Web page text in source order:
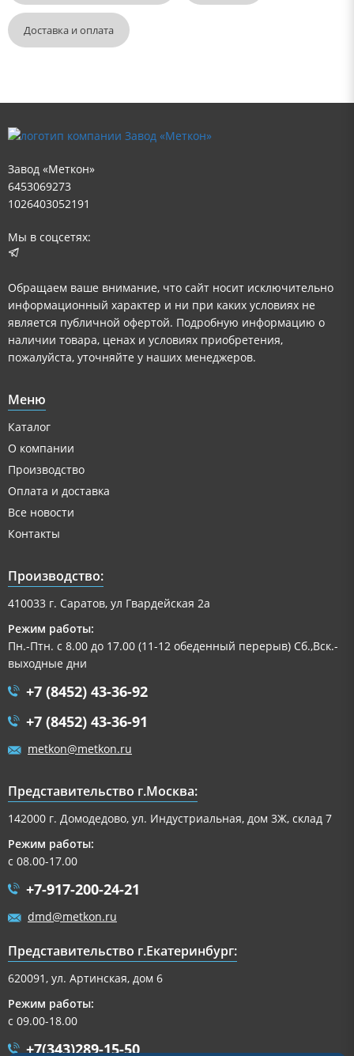
Доставка и оплата
Завод «Меткон»
6453069273
1026403052191
Мы в соцсетях:
Обращаем ваше внимание, что сайт носит исключительно
информационный характер и ни при каких условиях не
является публичной офертой. Подробную информацию о
наличии товара, ценах и условиях приобретения,
пожалуйста, уточняйте у наших менеджеров.
Меню
Каталог
О компании
Производство
Оплата и доставка
Все новости
Контакты
Производство:
410033 г. Саратов, ул Гвардейская 2а
Режим работы:
Пн.-Птн. с 8.00 до 17.00 (11-12 обеденный перерыв) Сб.,Вск.-
выходные дни
+7 (8452) 43-36-92
+7 (8452) 43-36-91
metkon@metkon.ru
Представительство г.Москва:
142000 г. Домодедово, ул. Индустриальная, дом 3Ж, склад 7
Режим работы:
с 08.00-17.00
+7-917-200-24-21
dmd@metkon.ru
Представительство г.Екатеринбург:
620091, ул. Артинская, дом 6
Режим работы:
с 09.00-18.00
+7(343)289-15-50